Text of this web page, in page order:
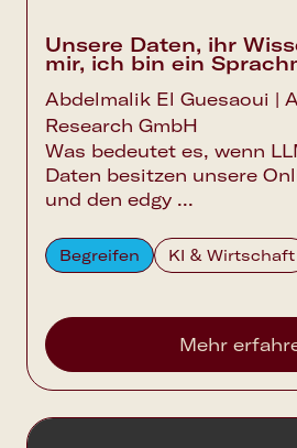
Unsere Daten, ihr
mir, ich bin ein
Abdelmalik El Guesaoui |
Research GmbH
Was bedeutet es, wenn
Daten besitzen unsere
und den edgy ...
Begreifen KI & Wirtschaft
Mehr